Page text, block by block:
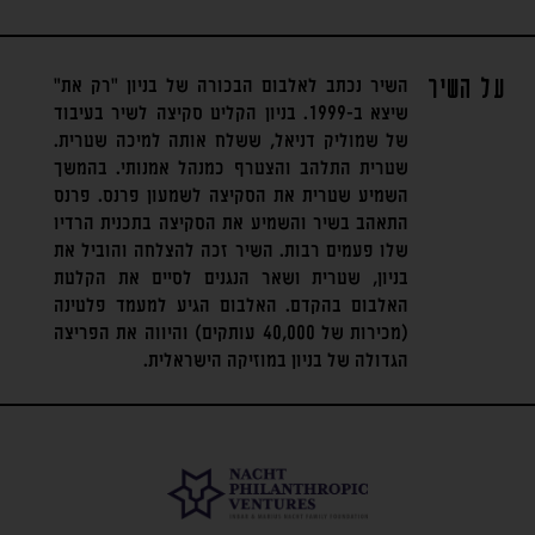
על השיר
השיר נכתב לאלבום הבכורה של בניון "רק את"
שיצא ב-1999. בניון הקליט סקיצה לשיר בעיבוד
של שמוליק דניאל, ששלח אותה למיכה שטרית.
שטרית התלהב והצטרף כמנהל אמנותי. בהמשך
השמיע שטרית את הסקיצה לשמעון פרנס. פרנס
התאהב בשיר והשמיע את הסקיצה בתכנית הרדיו
שלו פעמים רבות. השיר זכה להצלחה והוביל את
בניון, שטרית ושאר הנגנים לסיים את הקלטת
האלבום בהקדם. האלבום הגיע למעמד פלטינה
(מכירות של 40,000 עותקים) והיווה את הפריצה
הגדולה של בניון במוזיקה הישראלית.